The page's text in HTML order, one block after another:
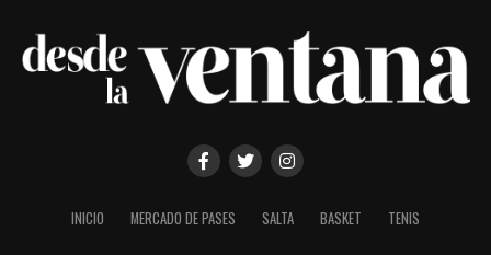
INICIO MERCADO DE PASES SALTA BASKET TENIS